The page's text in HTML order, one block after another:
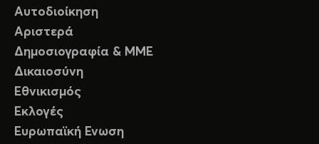
Αυτοδιοίκηση
Αριστερά
Δημοσιογραφία & ΜΜΕ
Δικαιοσύνη
Εθνικισμός
Εκλογές
Ευρωπαϊκή Ενωση